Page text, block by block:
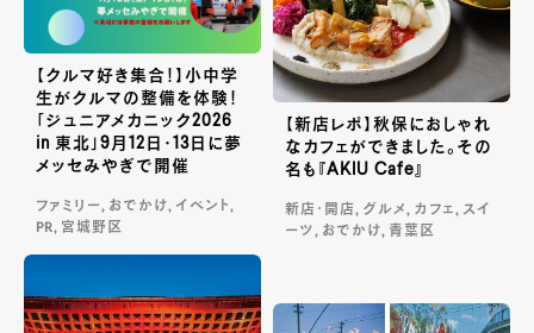
【クルマ好き集合！】小中学
生がクルマの整備を体験！
「ジュニアメカニック2026
in 東北」9月12日・13日に夢
メッセみやぎで開催
ファミリー, おでかけ, イベント,
PR, 宮城野区
【新店レポ】秋保におしゃれ
なカフェができました。その
名も『AKIU Cafe』
新店・開店, グルメ, カフェ, スイ
ーツ, おでかけ, 青葉区